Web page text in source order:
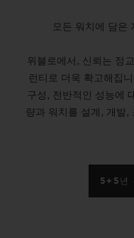
모든 워치에 담은
위블로에서, 신뢰는 정
런티로 더욱 확고해집
구성, 전반적인 성능에
량과 워치를 설계, 개발,
5+5년